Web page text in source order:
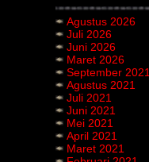
Agustus 2026
Juli 2026
Juni 2026
Maret 2026
September 2021
Agustus 2021
Juli 2021
Juni 2021
Mei 2021
April 2021
Maret 2021